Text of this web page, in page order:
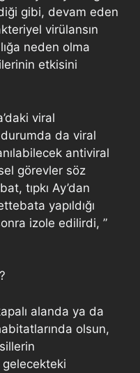
gibi, devam eden
virülansın
neden olma
etkisini
viral
da viral
antiviral
görevler söz
tıpkı Ay’dan
yapıldığı
izole edilirdi, ”
alanda ya da
olsun,